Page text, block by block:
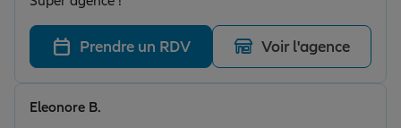
Prendre un RDV Voir l'agence
Eleonore B.